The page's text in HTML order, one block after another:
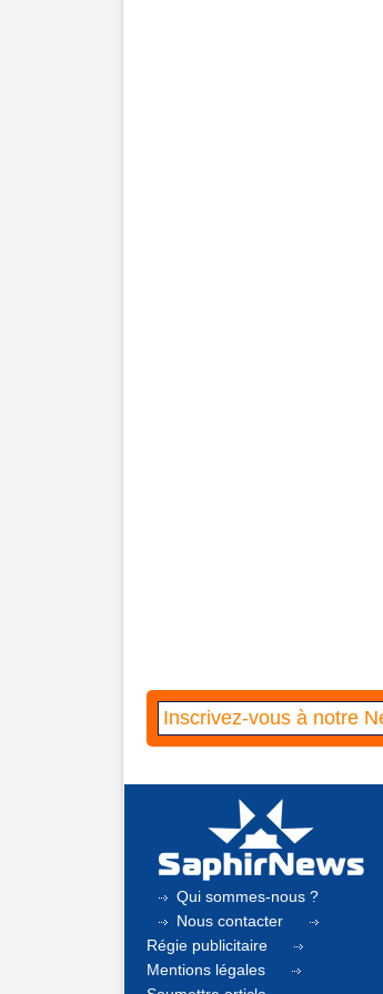
Qui sommes-nous ?
Nous contacter
Régie publicitaire
Mentions légales